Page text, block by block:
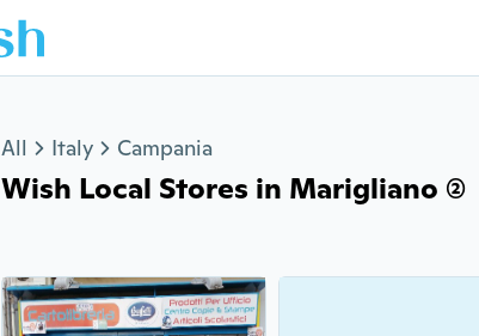
All Italy Campania
Wish Local Stores in Marigliano (2)